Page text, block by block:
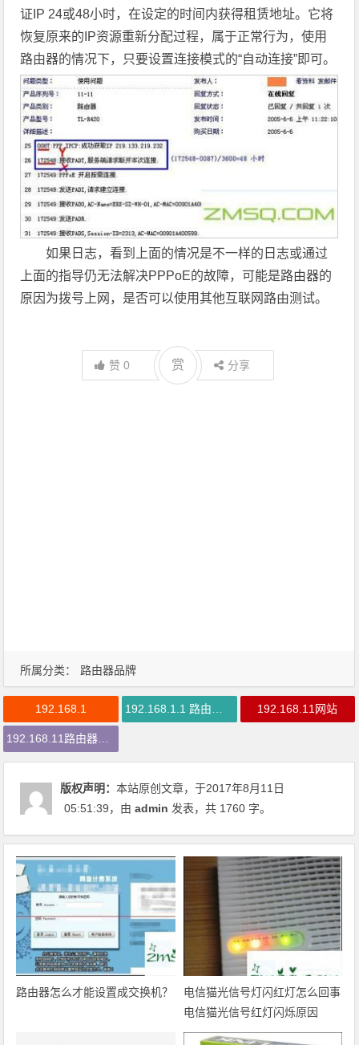
所属分类： 路由器品牌
证IP 24或48小时，在设定的时间内获得租赁地址。它将
恢复原来的IP资源重新分配过程，属于正常行为，使用
路由器的情况下，只要设置连接模式的“自动连接”即可。
如果日志，看到上面的情况是不一样的日志或通过
上面的指导仍无法解决PPPoE的故障，可能是路由器的
原因为拨号上网，是否可以使用其他互联网路由测试。
赞0 赏 分享
192.168.1 192.168.1.1 路由器设置手机址 192.168.11网站
192.168.11路由器登录
版权声明：本站原创文章，于2017年8月11日
05:51:39，由admin 发表，共 1760 字。
路由器怎么才能设置成交换机？
电信猫光信号灯闪红灯怎么回事
电信猫光信号红灯闪烁原因